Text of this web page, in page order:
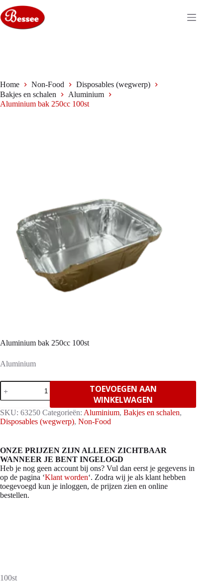
naar
de
inhoud
Home Non-Food
Disposables (wegwerp)
Bakjes en schalen
Aluminium
Aluminium bak 250cc 100st
Aluminium bak 250cc 100st
Aluminium
Aluminium
bak
250cc
100st
aantal
TOEVOEGEN AAN
WINKELWAGEN
SKU: 63250 Categorieën: Aluminium, Bakjes en schalen,
Disposables (wegwerp), Non-Food
ONZE PRIJZEN ZIJN ALLEEN ZICHTBAAR
WANNEER JE BENT INGELOGD
Heb je nog geen account bij ons? Vul dan eerst je gegevens in
op de pagina ‘Klant worden‘. Zodra wij je als klant hebben
toegevoegd kun je inloggen, de prijzen zien en online
bestellen.
100st